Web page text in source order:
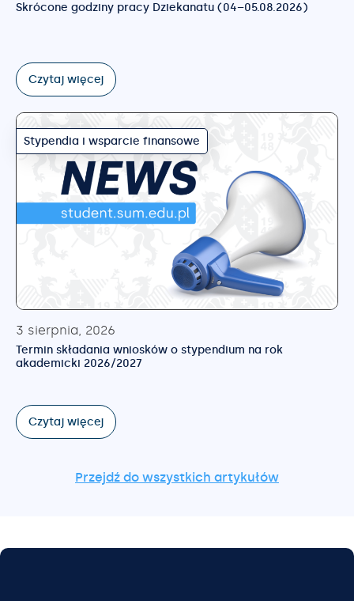
Skrócone godziny pracy Dziekanatu (04–05.08.2026)
Czytaj więcej
Stypendia i wsparcie finansowe
3 sierpnia, 2026
Termin składania wniosków o stypendium na rok
akademicki 2026/2027
Czytaj więcej
Przejdź do wszystkich artykułów